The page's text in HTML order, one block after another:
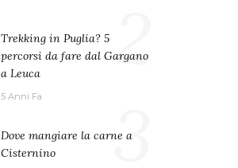
Trekking in Puglia? 5
percorsi da fare dal Gargano
a Leuca
5 Anni Fa
2
Dove mangiare la carne a
Cisternino
3